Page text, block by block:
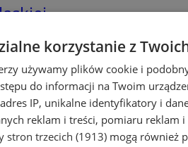
korzystanie z
używamy plików cookie i
do informacji na Twoim
IP, unikalne identyfikatory i
reklam i treści, pomiaru reklam
stron trzecich (1913) mogą również